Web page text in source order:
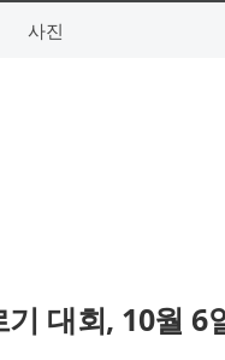
사진
대회, 10월 6